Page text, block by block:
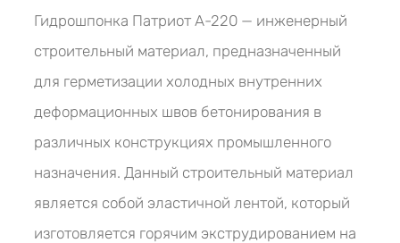
Гидрошпонка Патриот А-220 — инженерный
строительный материал, предназначенный
для герметизации холодных внутренних
деформационных швов бетонирования в
различных конструкциях промышленного
назначения. Данный строительный материал
является собой эластичной лентой, который
изготовляется горячим экструдированием на